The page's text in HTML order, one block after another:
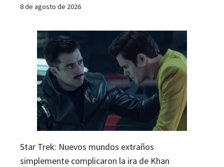
8 de agosto de 2026
Star Trek: Nuevos mundos extraños
simplemente complicaron la ira de Khan